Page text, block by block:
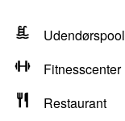
Udendørspool
Fitnesscenter
Restaurant